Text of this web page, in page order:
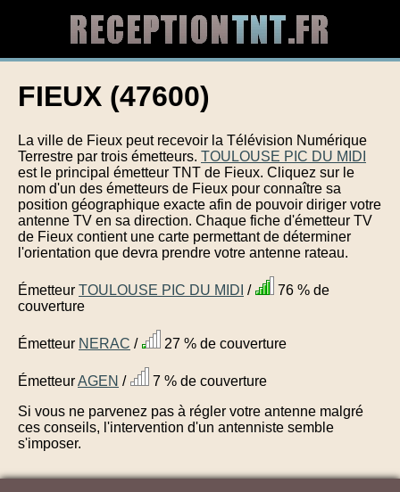
FIEUX (47600)
La ville de Fieux peut recevoir la Télévision Numérique
Terrestre par trois émetteurs. TOULOUSE PIC DU MIDI
est le principal émetteur TNT de Fieux. Cliquez sur le
nom d'un des émetteurs de Fieux pour connaître sa
position géographique exacte afin de pouvoir diriger votre
antenne TV en sa direction. Chaque fiche d'émetteur TV
de Fieux contient une carte permettant de déterminer
l'orientation que devra prendre votre antenne rateau.
Émetteur TOULOUSE PIC DU MIDI /
76 % de
couverture
Émetteur NERAC / 27 % de couverture
ÉmetteurAGEN /
7 % de couverture
Si vous ne parvenez pas à régler votre antenne malgré
ces conseils, l'intervention d'un antenniste semble
s'imposer.